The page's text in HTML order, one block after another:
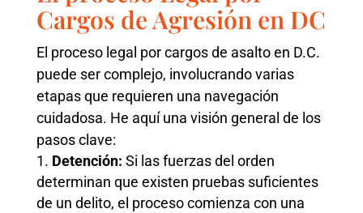
Cargos de Agresión en DC
El proceso legal por cargos de asalto en D.C.
puede ser complejo, involucrando varias
etapas que requieren una navegación
cuidadosa. He aquí una visión general de los
pasos clave:
Detención: Si las fuerzas del orden
determinan que existen pruebas suficientes
de un delito, el proceso comienza con una